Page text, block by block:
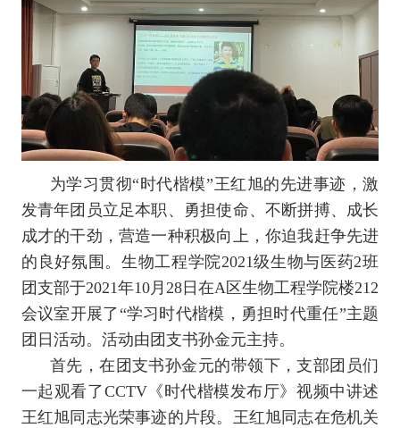
为学习贯彻“时代楷模”王红旭的先进事迹，激
发青年团员立足本职、勇担使命、不断拼搏、成长
成才的干劲，营造一种积极向上，你迫我赶争先进
的良好氛围。生物工程学院2021级生物与医药2班
团支部于2021年10月28日在A区生物工程学院楼212
会议室开展了“学习时代楷模，勇担时代重任”主题
团日活动。活动由团支书孙金元主持。
首先，在团支书孙金元的带领下，支部团员们
一起观看了CCTV《时代楷模发布厅》视频中讲述
王红旭同志光荣事迹的片段。王红旭同志在危机关